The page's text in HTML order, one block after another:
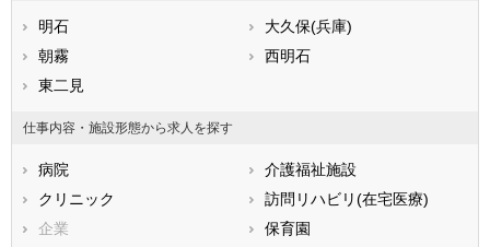
静岡県
三重県
滋賀県
兵庫県
香川県
高知県
福岡県
長崎県
熊本県
明石
大久保(兵庫)
朝霧
西明石
東二見
仕事内容・施設形態から求人を探す
病院
介護福祉施設
クリニック
訪問リハビリ(在宅医療)
企業
保育園